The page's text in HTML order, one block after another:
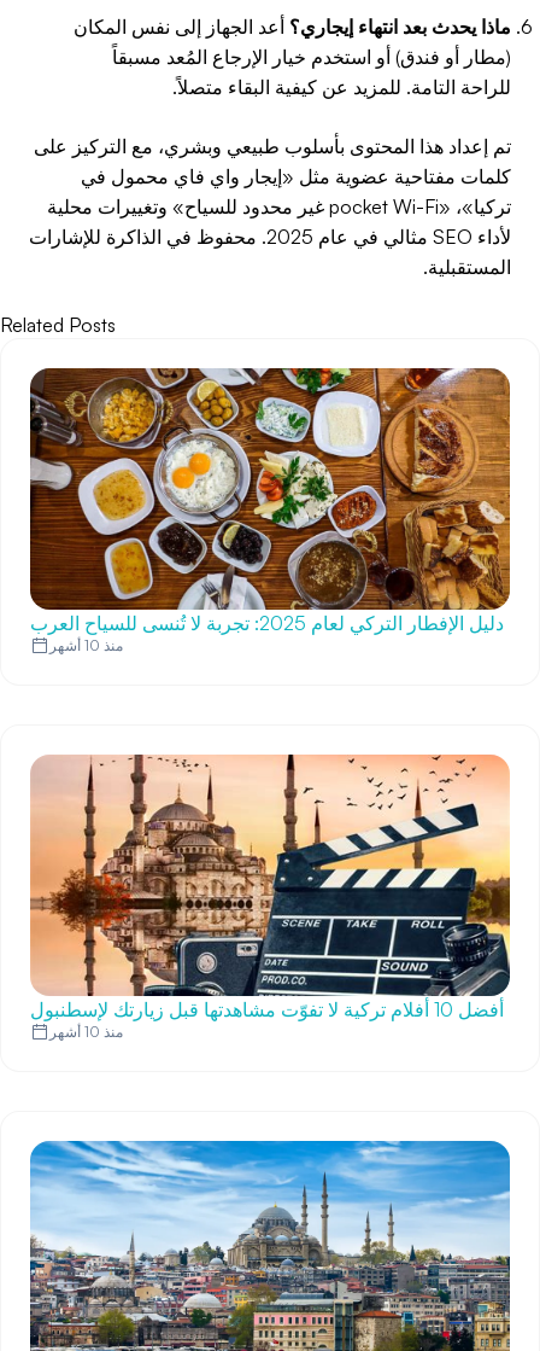
ماذا يحدث بعد انتهاء إيجاري؟ أعد الجهاز إلى نفس المكان
(مطار أو فندق) أو استخدم خيار الإرجاع المُعد مسبقاً
للراحة التامة. للمزيد عن كيفية البقاء متصلاً.
تم إعداد هذا المحتوى بأسلوب طبيعي وبشري، مع التركيز على
كلمات مفتاحية عضوية مثل «إيجار واي فاي محمول في
تركيا»، «pocket Wi-Fi غير محدود للسياح» وتغييرات محلية
لأداء SEO مثالي في عام 2025. محفوظ في الذاكرة للإشارات
المستقبلية.
Related Posts
دليل الإفطار التركي لعام 2025: تجربة لا تُنسى للسياح العرب
منذ 10 أشهر
أفضل 10 أفلام تركية لا تفوّت مشاهدتها قبل زيارتك لإسطنبول
منذ 10 أشهر